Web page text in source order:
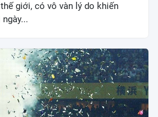
giới, có vô vàn lý do khiến